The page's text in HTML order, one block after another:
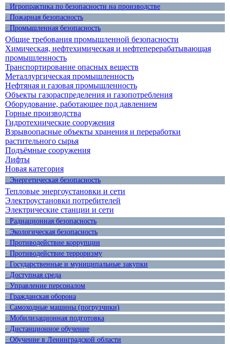
· Игропрактика по безопасности на производстве
· Пожарная безопасность
· Промышленная безопасность
Общие требования промышленной безопасности
Химическая, нефтехимическая и нефтеперерабатывающая
промышленность
Транспортирование опасных веществ
Металлургическая промышленность
Нефтяная и газовая промышленность
Объекты газораспределения и газопотребления
Оборудование, работающее под давлением
Горные производства
Гидротехнические сооружения
Взрывоопасные объекты хранения и переработки
растительного сырья
Подъёмные сооружения
Лифты
Новая категория
· Энергетическая безопасность
Тепловые энергоустановки и сети
Электроустановки потребителей
Электрические станции и сети
· Радиационная безопасность
· Экологическая безопасность
· Противодействие коррупции
· Противодействие терроризму
· Государственные и муниципальные закупки
· Доступная среда
· Управление персоналом
· Гражданская оборона
· Самоходные машины (погрузчики)
· Мобилизационная подготовка
· Дистанционное обучение
· Обучение в Ленинградской области